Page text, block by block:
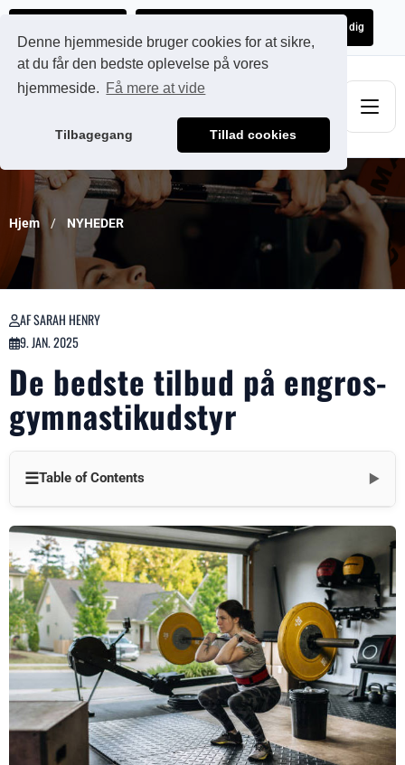
Denne hjemmeside bruger cookies for at sikre,
at du får den bedste oplevelse på vores
hjemmeside. Få mere at vide
Tilbagegang Tillad cookies
Få et uforpligtende tilbud skræddersyet til dig
Hjem NYHEDER
AF SARAH HENRY
9. JAN. 2025
De bedste tilbud på engros-
gymnastikudstyr
☰Table of Contents ▼
1. Bumper plates og vægtstænger i professionel kvalitet fra
Leadman Fitness
2. Stativer og bænke af høj kvalitet
3. Omfattende styrkeudstyr
4. Specielt træningsudstyr
5. Opbevaringsløsninger
6. Leadman Fitness-produktionsekspertise